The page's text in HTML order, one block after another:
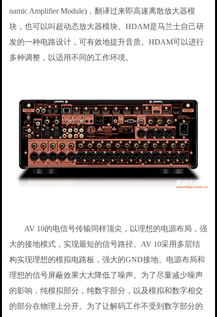
namic Amplifier Module)，翻译过来即高速离散放大器模
块，也可以叫超动态放大器模块。HDAM是马兰士自己研
发的一种电路设计，可有效地提升音质。HDAM可以进行
多种调整，以适用不同的工作环境。
AV 10的电信号传输同样顶尖，以理想的电源布局，强
大的接地模式，实现最短的信号路径。AV 10采用多层结
构实现理想的模拟电路板，强大的GND接地、电源布局和
理想的信号屏蔽效果大大降低了噪声。为了尽量减少噪声
的影响，纯模拟部分，纯数字部分，以及模拟和数字相交
的部分在物理上分开。为了让解码工作不受到数字部分的